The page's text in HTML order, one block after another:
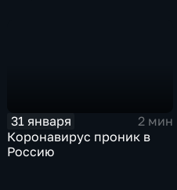
31 января
2 мин
Коронавирус проник в
Россию